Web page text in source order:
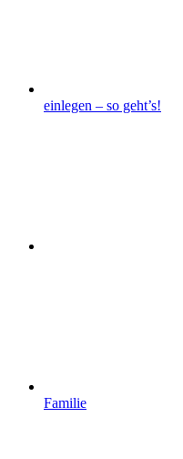
einlegen – so geht’s!
Familie